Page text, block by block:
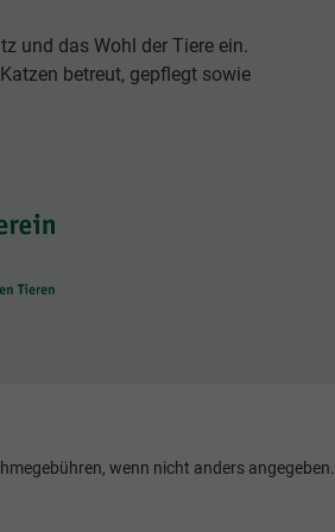
und das Wohl der Tiere ein.
betreut, gepflegt sowie
wenn nicht anders angegeben.